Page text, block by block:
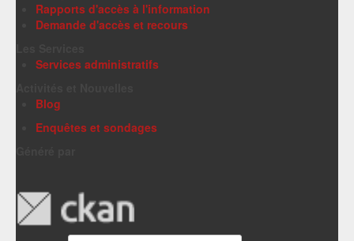
Rapports d'accès à l'information
Demande d'accès et recours
Services administratifs
Blog
Enquêtes et sondages